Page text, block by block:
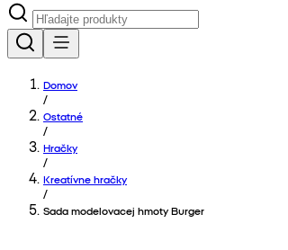
Domov
/
Ostatné
/
Hračky
/
Kreatívne hračky
/
Sada modelovacej hmoty Burger